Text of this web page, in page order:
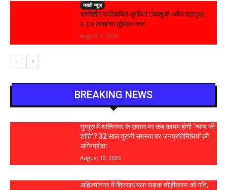
मराठी न्यूज़
चामोर्शीत प्रतिबंधित सुगंधित तंबाखूची अवैध वाहतूक;
₹७.६७ लाखांचा मुद्देमाल जप्त
August 7, 2026
BREAKING NEWS
घुग्घूस में शांतिनगर के सवाल पर कब कायम होगी ‘न्याय की
शांति’? 32 साल पुरानी समस्या पर जनप्रतिनिधियों की
अग्निपरीक्षा
August 10, 2026
अहिल्यानगर में शिरसाठ मला सड़क चौड़ीकरण को गति,